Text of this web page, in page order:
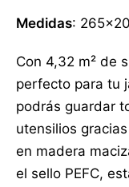
Medidas:
Con 4,32 m² de
perfecto para tu
podrás guardar
utensilios
en madera
el sello PEFC,